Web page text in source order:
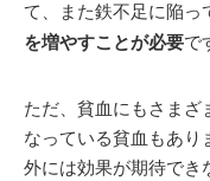
て、また鉄不足に陥っ
を増やすことが必要で
ただ、貧血にもさま
なっている貧血もあ
外には効果が期待でき